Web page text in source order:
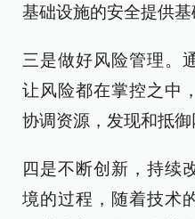
基础设施的安全提供基
三是做好风险管理。
让风险都在掌控之中
协调资源，发现和抵御
四是不断创新，持续
境的过程，随着技术